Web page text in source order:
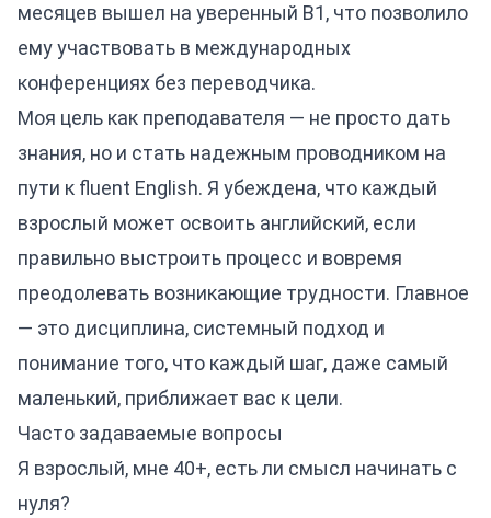
месяцев вышел на уверенный B1, что позволило
ему участвовать в международных
конференциях без переводчика.
Моя цель как преподавателя — не просто дать
знания, но и стать надежным проводником на
пути к fluent English. Я убеждена, что каждый
взрослый может освоить английский, если
правильно выстроить процесс и вовремя
преодолевать возникающие трудности. Главное
— это дисциплина, системный подход и
понимание того, что каждый шаг, даже самый
маленький, приближает вас к цели.
Часто задаваемые вопросы
Я взрослый, мне 40+, есть ли смысл начинать с
нуля?